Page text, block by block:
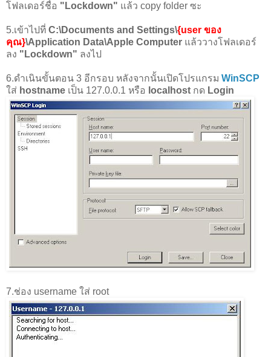
โฟลเดอร์ชื่อ "Lockdown" แล้ว copy folder ซะ
5.เข้าไปที่ C:\Documents and Settings\{user ของ
คุณ}\Application Data\Apple Computer แล้ววางโฟลเดอร์
ลง "Lockdown" ลงไป
6.ดำเนินขั้นตอน 3 อีกรอบ หลังจากนั้นเปิดโปรแกรม WinSCP
ใส่ hostname เป็น 127.0.0.1 หรือ localhost กด Login
7.ช่อง username ใส่ root